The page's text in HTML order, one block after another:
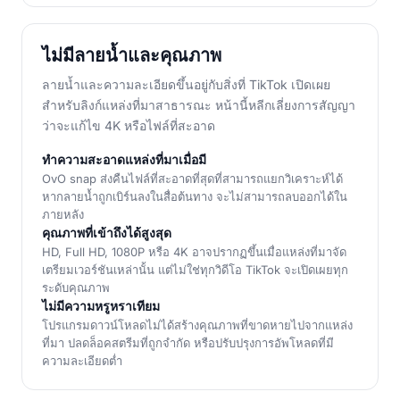
ไม่มีลายน้ำและคุณภาพ
ลายน้ำและความละเอียดขึ้นอยู่กับสิ่งที่ TikTok เปิดเผย
สำหรับลิงก์แหล่งที่มาสาธารณะ หน้านี้หลีกเลี่ยงการสัญญา
ว่าจะแก้ไข 4K หรือไฟล์ที่สะอาด
ทำความสะอาดแหล่งที่มาเมื่อมี
OvO snap ส่งคืนไฟล์ที่สะอาดที่สุดที่สามารถแยกวิเคราะห์ได้
หากลายน้ำถูกเบิร์นลงในสื่อต้นทาง จะไม่สามารถลบออกได้ใน
ภายหลัง
คุณภาพที่เข้าถึงได้สูงสุด
HD, Full HD, 1080P หรือ 4K อาจปรากฏขึ้นเมื่อแหล่งที่มาจัด
เตรียมเวอร์ชันเหล่านั้น แต่ไม่ใช่ทุกวิดีโอ TikTok จะเปิดเผยทุก
ระดับคุณภาพ
ไม่มีความหรูหราเทียม
โปรแกรมดาวน์โหลดไม่ได้สร้างคุณภาพที่ขาดหายไปจากแหล่ง
ที่มา ปลดล็อคสตรีมที่ถูกจำกัด หรือปรับปรุงการอัพโหลดที่มี
ความละเอียดต่ำ